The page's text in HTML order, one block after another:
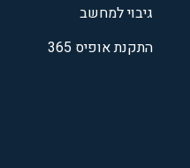
גיבוי למחשב
התקנת אופיס 365